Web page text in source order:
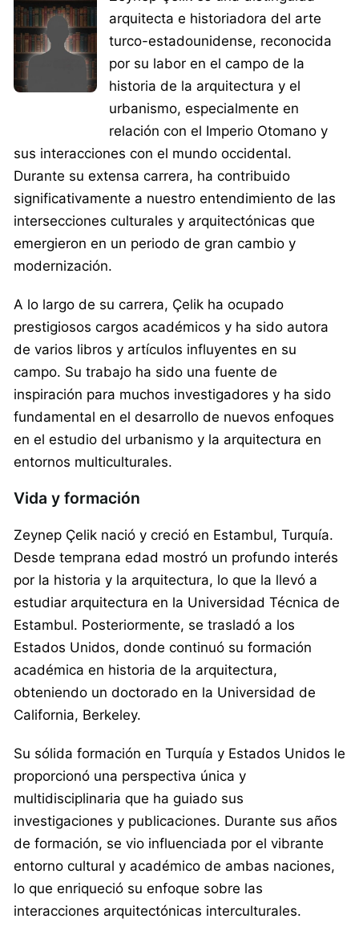
arquitecta e historiadora del arte
turco-estadounidense, reconocida
por su labor en el campo de la
historia de la arquitectura y el
urbanismo, especialmente en
relación con el Imperio Otomano y
sus interacciones con el mundo occidental.
Durante su extensa carrera, ha contribuido
significativamente a nuestro entendimiento de las
intersecciones culturales y arquitectónicas que
emergieron en un periodo de gran cambio y
modernización.
A lo largo de su carrera, Çelik ha ocupado
prestigiosos cargos académicos y ha sido autora
de varios libros y artículos influyentes en su
campo. Su trabajo ha sido una fuente de
inspiración para muchos investigadores y ha sido
fundamental en el desarrollo de nuevos enfoques
en el estudio del urbanismo y la arquitectura en
entornos multiculturales.
Vida y formación
Zeynep Çelik nació y creció en Estambul, Turquía.
Desde temprana edad mostró un profundo interés
por la historia y la arquitectura, lo que la llevó a
estudiar arquitectura en la Universidad Técnica de
Estambul. Posteriormente, se trasladó a los
Estados Unidos, donde continuó su formación
académica en historia de la arquitectura,
obteniendo un doctorado en la Universidad de
California, Berkeley.
Su sólida formación en Turquía y Estados Unidos le
proporcionó una perspectiva única y
multidisciplinaria que ha guiado sus
investigaciones y publicaciones. Durante sus años
de formación, se vio influenciada por el vibrante
entorno cultural y académico de ambas naciones,
lo que enriqueció su enfoque sobre las
interacciones arquitectónicas interculturales.